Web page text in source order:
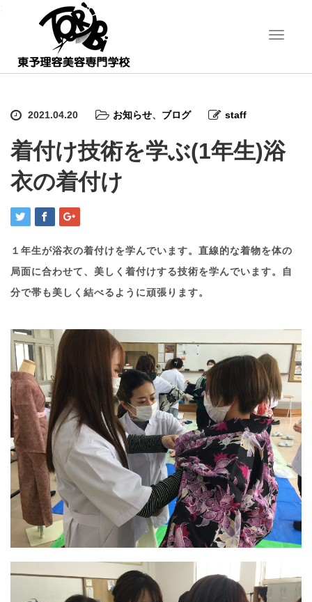
T
v
i
n
2021.04.20 お知らせ、 ブログ staff
着付け技術を学ぶ(1年生)浴
衣の着付け
１年生が浴衣の着付けを学んでいます。直線的な着物を体の
局面に合わせて、美しく着付けする技術を学んでいます。自
分で帯も美しく結べるように頑張ります。